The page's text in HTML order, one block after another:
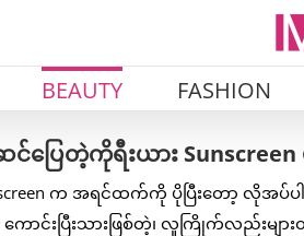
BEAUTY FASHION
တဲ့ကိုရီးယား Sunscreen မ
က အရင်ထက်ကို ပိုပြီးတော့ လိုအပ်ပ
ကောင်းပြီးသားဖြစ်တဲ့၊ လူကြိုက်လည်းမ